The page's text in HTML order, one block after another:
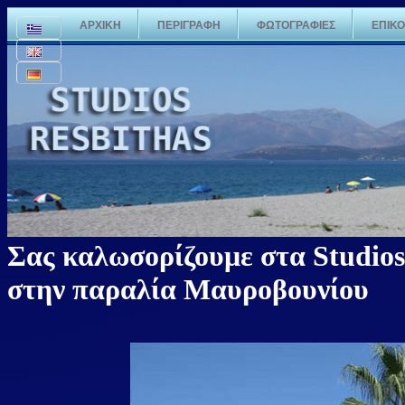
ΑΡΧΙΚΗ ΠΕΡΙΓΡΑΦΗ ΦΩΤΟΓΡΑΦΙΕΣ
Σας καλωσορίζουμε στα
στην παραλία Μαυροβουνίου